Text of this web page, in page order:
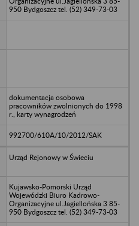
950 Bydgoszcz tel. (52) 349-73-03
dokumentacja osobowa
pracowników zwolnionych do 1998
r., karty wynagrodzeń
992700/610A/10/2012/SAK
Urząd Rejonowy w Świeciu
Kujawsko-Pomorski Urząd
Wojewódzki Biuro Kadrowo-
Organizacyjne ul.Jagiellońska 3 85-
950 Bydgoszcz tel. (52) 349-73-03